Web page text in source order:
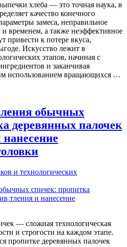
хлеба — это точная наука, в
качество конечного
замеса, неправильное
и временем, а также неэффективное
привести к потере вкуса,
Искусство лежит в
этапов, начиная с
и заканчивая
использованием вращающихся …
обычных
деревянных палочек
и технологических
— сложная технологическая
и строгости на каждом этапе.
пропитке деревянных палочек